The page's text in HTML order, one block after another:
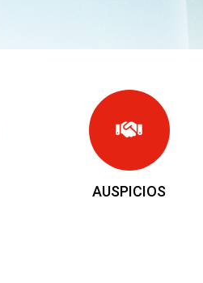
AUSPICIOS